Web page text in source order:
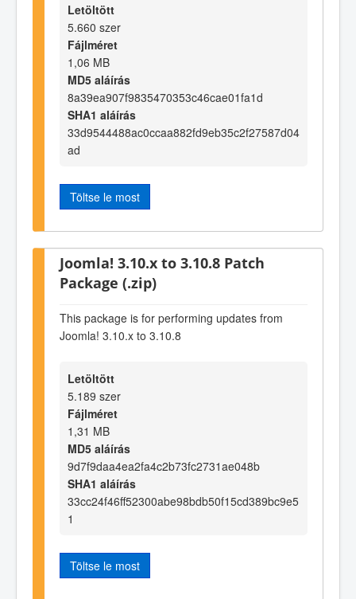
Letöltött
5.660 szer
Fájlméret
1,06 MB
MD5 aláírás
8a39ea907f9835470353c46cae01fa1d
SHA1 aláírás
33d9544488ac0ccaa882fd9eb35c2f27587d04
ad
Töltse le most
Joomla! 3.10.x to 3.10.8 Patch
Package (.zip)
This package is for performing updates from
Joomla! 3.10.x to 3.10.8
Letöltött
5.189 szer
Fájlméret
1,31 MB
MD5 aláírás
9d7f9daa4ea2fa4c2b73fc2731ae048b
SHA1 aláírás
33cc24f46ff52300abe98bdb50f15cd389bc9e5
1
Töltse le most